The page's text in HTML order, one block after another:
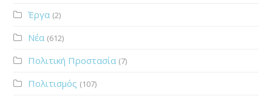
Έργα (2)
Νέα (612)
Πολιτική Προστασία (7)
Πολιτισμός (107)